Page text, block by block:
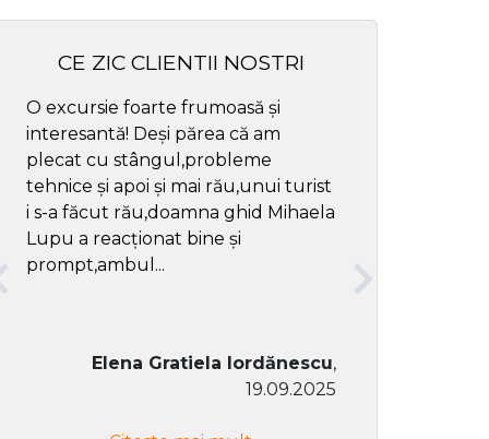
CE ZIC CLIENTII NOSTRI
O excursie foarte frumoasă și
interesantă! Deși părea că am
plecat cu stângul,probleme
tehnice și apoi și mai rău,unui turist
i s-a făcut rău,doamna ghid Mihaela
Lupu a reacționat bine și
prompt,ambul...
Elena Gratiela Iordănescu,
19.09.2025